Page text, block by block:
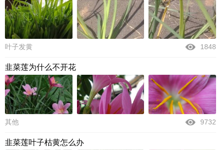
叶子发黄 1848
韭菜莲为什么不开花
其他 9732
韭菜莲叶子枯黄怎么办